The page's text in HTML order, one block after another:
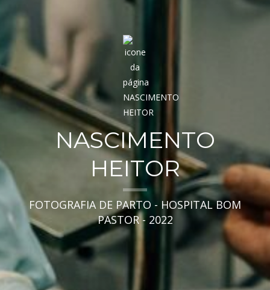
NASCIMENTO
HEITOR
FOTOGRAFIA DE PARTO - HOSPITAL BOM
PASTOR - 2022